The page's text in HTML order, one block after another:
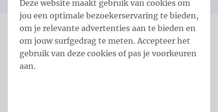
Beachdrop L 300x120 cm
Eco Tricoflag Polyester
Deze website maakt gebruik van cookies om
jou een optimale bezoekerservaring te bieden,
om je relevante advertenties aan te bieden en
om jouw surfgedrag te meten. Accepteer het
gebruik van deze cookies of pas je voorkeuren
aan.